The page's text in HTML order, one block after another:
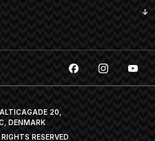
20,
DENMARK
RESERVED